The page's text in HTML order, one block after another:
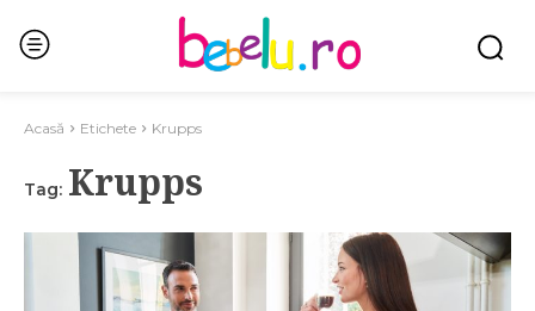
Acasă Etichete Krupps
Tag: Krupps